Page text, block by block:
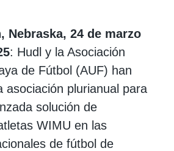
Nebraska, 24 de marzo
: Hudl y la Asociación
de Fútbol (AUF) han
asociación plurianual para
solución de
WIMU en las
de fútbol de